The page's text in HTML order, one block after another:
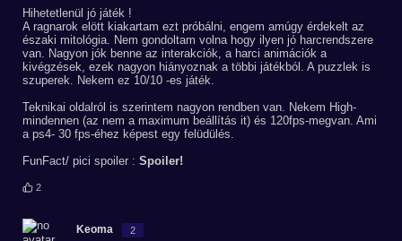
Hihetetlenül jó játék !
A ragnarok elött kiakartam ezt próbálni, engem amúgy érdekelt az
északi mitológia. Nem gondoltam volna hogy ilyen jó harcrendszere
van. Nagyon jók benne az interakciók, a harci animációk a
kivégzések, ezek nagyon hiányoznak a többi játékból. A puzzlek is
szuperek. Nekem ez 10/10 -es játék.
Teknikai oldalról is szerintem nagyon rendben van. Nekem High-
mindennen (az nem a maximum beállítás it) és 120fps-megvan. Ami
a ps4- 30 fps-éhez képest egy felüdülés.
FunFact/ pici spoiler : Spoiler!
2
Keoma 2